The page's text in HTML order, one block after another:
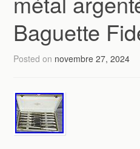
Baguette
Posted on novembre 27, 2024